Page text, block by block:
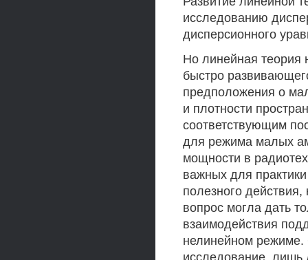
исследованию
дисперсионного
Но линейная теория
быстро
предположения о
и плотности
соответствующим
для режима малых
мощности в
важных для
полезного
вопрос могла дать
взаимодействия
нелинейном режиме.
исследование, лишь